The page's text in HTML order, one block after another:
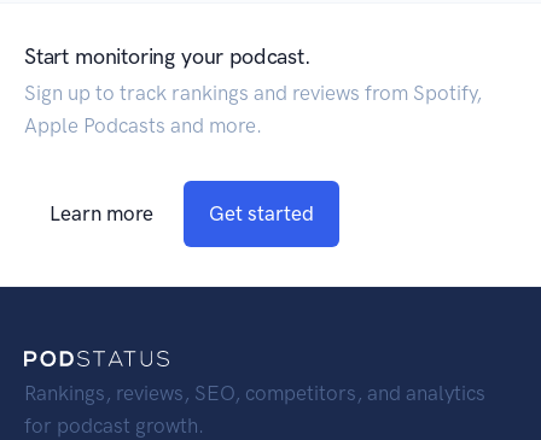
Start monitoring your podcast.
Sign up to track rankings and reviews from Spotify,
Apple Podcasts and more.
Learn more Get started
Rankings, reviews, SEO, competitors, and analytics
for podcast growth.